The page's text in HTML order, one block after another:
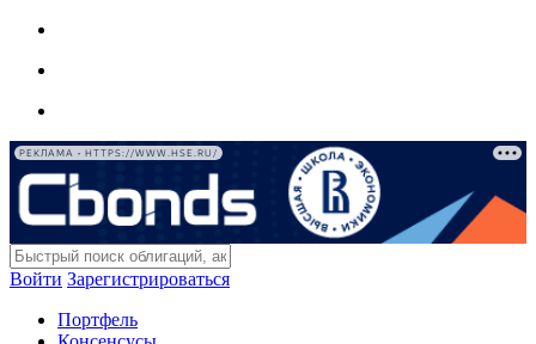
РЕКЛАМА • HTTPS://WWW.HSE.RU/
Войти Зарегистрироваться
Портфель